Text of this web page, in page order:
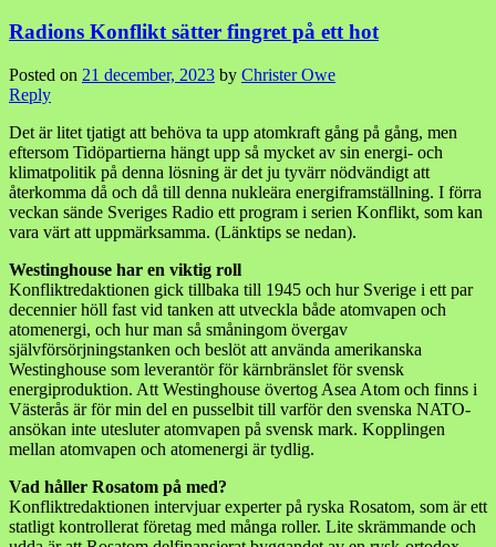
Radions Konflikt sätter fingret på ett hot
Posted on 21 december, 2023 by Christer Owe
Reply
Det är litet tjatigt att behöva ta upp atomkraft gång på gång, men
eftersom Tidöpartierna hängt upp så mycket av sin energi- och
klimatpolitik på denna lösning är det ju tyvärr nödvändigt att
återkomma då och då till denna nukleära energiframställning. I förra
veckan sände Sveriges Radio ett program i serien Konflikt, som kan
vara värt att uppmärksamma. (Länktips se nedan).
Westinghouse har en viktig roll
Konfliktredaktionen gick tillbaka till 1945 och hur Sverige i ett par
decennier höll fast vid tanken att utveckla både atomvapen och
atomenergi, och hur man så småningom övergav
självförsörjningstanken och beslöt att använda amerikanska
Westinghouse som leverantör för kärnbränslet för svensk
energiproduktion. Att Westinghouse övertog Asea Atom och finns i
Västerås är för min del en pusselbit till varför den svenska NATO-
ansökan inte utesluter atomvapen på svensk mark. Kopplingen
mellan atomvapen och atomenergi är tydlig.
Vad håller Rosatom på med?
Konfliktredaktionen intervjuar experter på ryska Rosatom, som är ett
statligt kontrollerat företag med många roller. Lite skrämmande och